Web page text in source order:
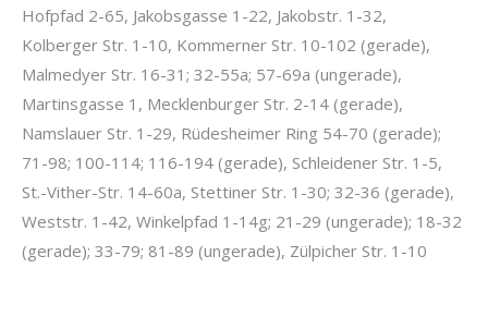
Hofpfad 2-65, Jakobsgasse 1-22, Jakobstr. 1-32,
Kolberger Str. 1-10, Kommerner Str. 10-102 (gerade),
Malmedyer Str. 16-31; 32-55a; 57-69a (ungerade),
Martinsgasse 1, Mecklenburger Str. 2-14 (gerade),
Namslauer Str. 1-29, Rüdesheimer Ring 54-70 (gerade);
71-98; 100-114; 116-194 (gerade), Schleidener Str. 1-5,
St.-Vither-Str. 14-60a, Stettiner Str. 1-30; 32-36 (gerade),
Weststr. 1-42, Winkelpfad 1-14g; 21-29 (ungerade); 18-32
(gerade); 33-79; 81-89 (ungerade), Zülpicher Str. 1-10